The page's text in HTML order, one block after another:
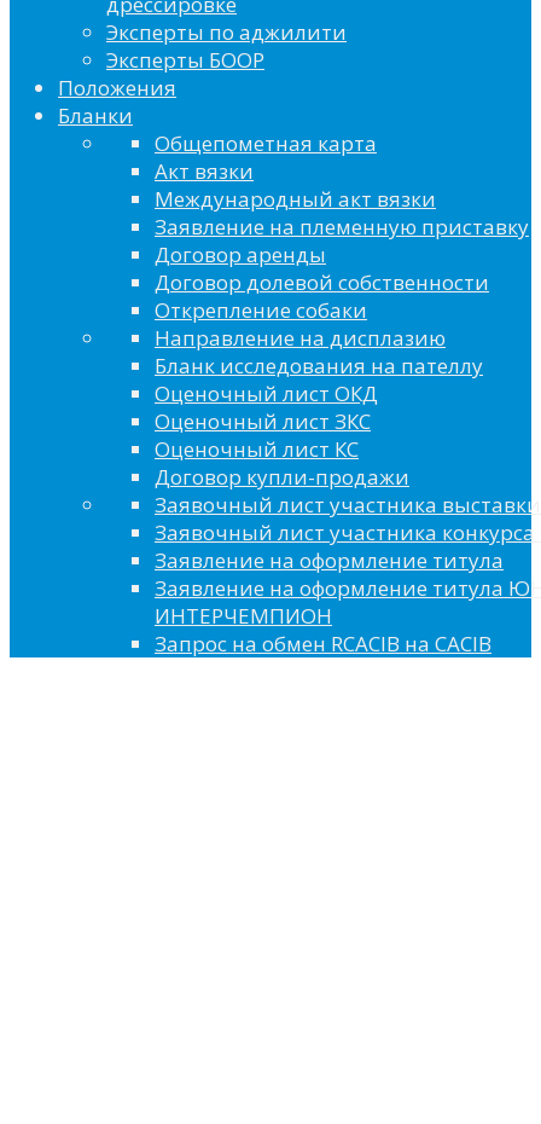
Эксперты по аджилити
Эксперты БООР
Положения
Бланки
Общепометная карта
Акт вязки
Международный акт вязки
Заявление на племенную приставку
Договор аренды
Договор долевой собственности
Открепление собаки
Направление на дисплазию
Бланк исследования на пателлу
Оценочный лист ОКД
Оценочный лист ЗКС
Оценочный лист КС
Договор купли-продажи
Заявочный лист участника выставки
Заявочный лист участника конкурса
Заявление на оформление титула
Заявление на оформление титула
ИНТЕРЧЕМПИОН
Запрос на обмен RCACIB на CACIB